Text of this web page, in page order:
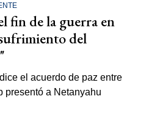
fin de la guerra en
del